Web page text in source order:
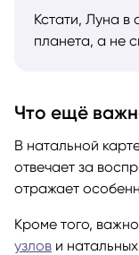
Кстати, Луна в
планета, а не
Что ещё
В натальной
отвечает за
отражает
Кроме того,
узлов и